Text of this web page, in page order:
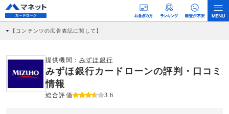
【コンテンツの広告表記に関して】
社に対して企業から紹介報酬が支払われるという収益モデルです。 ただし、特定の
商品を根拠なくPRするものではなく、当編集部の調査／ユーザーへの口コミ収集な
どに基づき、公平性を担保した情報提供を行っています。
>提携企業一覧
提供機関： みずほ銀行
みずほ銀行カードローンの評判・口コミ
情報
総合評価 3.6